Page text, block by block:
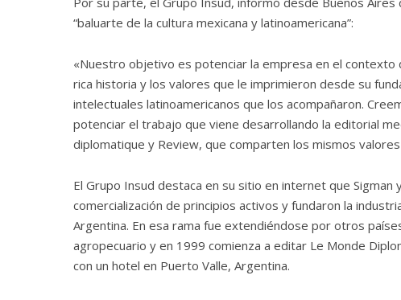
“baluarte de la cultura mexicana y latinoamericana”:
«Nuestro objetivo es potenciar la empresa en el
rica historia y los valores que le imprimieron desde su
intelectuales latinoamericanos que los acompañaron.
potenciar el trabajo que viene desarrollando la editorial
diplomatique y Review, que comparten los mismos
El Grupo Insud destaca en su sitio en internet que Sigman
comercialización de principios activos y fundaron la
Argentina. En esa rama fue extendiéndose por otros
agropecuario y en 1999 comienza a editar Le Monde
con un hotel en Puerto Valle, Argentina.